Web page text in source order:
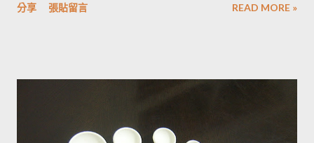
房知識！ ◆ 馬鈴薯有苦味正常嗎？ 正常。馬鈴薯以含有大量茄
曝曬容易讓生物鹼含量增加，苦味也會變得明顯。由於光線同時
含量超標的跡象。 此外在壓力環境下生長與光線曝曬環境，都可
分享 張貼留言 READ MORE »